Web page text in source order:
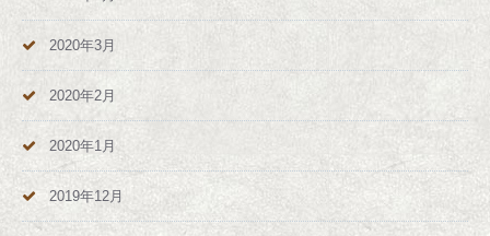
2020年3月
2020年2月
2020年1月
2019年12月